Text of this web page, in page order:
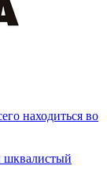
находиться во
шквалистый